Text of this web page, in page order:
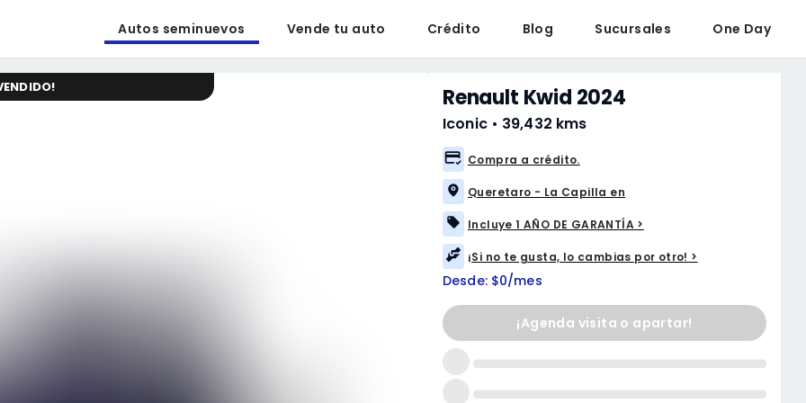
Autos seminuevos Vende tu auto Crédito Blog Sucursales One Day
! Renault Kwid 2024
Iconic • 39,432 kms
Compra a crédito.
Queretaro - La Capilla en
Incluye 1 AÑO DE GARANTÍA >
¡Si no te gusta, lo cambias por otro! >
Desde: $0/mes
¡Agenda visita o apartar!